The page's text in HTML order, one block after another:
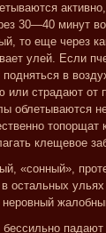
30—40 минут
то еще через
улей. Если
в
страдают от
облетываются
топорщат
клещевое
«сонный»,
остальных